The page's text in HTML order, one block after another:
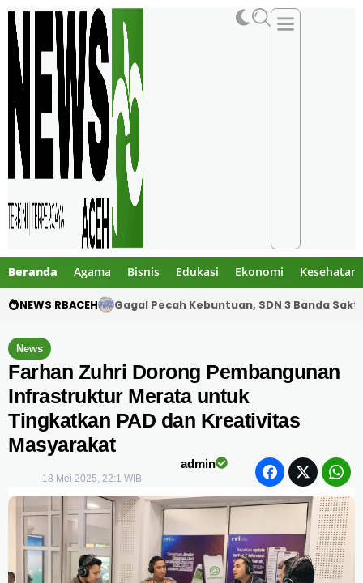
Beranda Agama Bisnis Edukasi Ekonomi Kesehatan
NEWS RBACEH SDN 3 Banda Sakti Turunkan Tim Inti
News
Farhan Zuhri Dorong Pembangunan
Infrastruktur Merata untuk
Tingkatkan PAD dan Kreativitas
Masyarakat
admin
18 Mei 2025, 22:1 WIB